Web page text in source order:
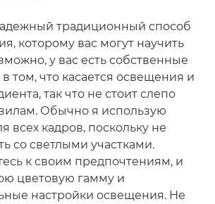
традиционный способ
которому вас могут научить
у вас есть собственные
том, что касается освещения и
так что не стоит слепо
Обычно я использую
всех кадров, поскольку не
со светлыми участками.
к своим предпочтениям, и
цветовую гамму и
настройки освещения. Не